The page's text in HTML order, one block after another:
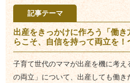
記事テーマ
出産をきっかけに作ろう「働
らこそ、自信を持って両立を！
子育て世代のママが出産を機に考
の両立」について、出産しても働